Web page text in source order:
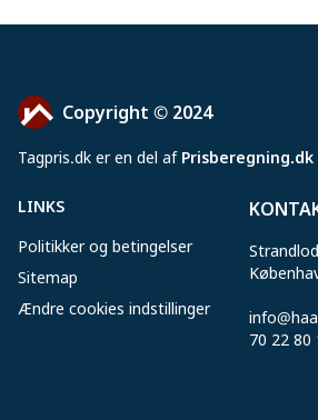
Copyright © 2024
Tagpris.dk er en del af Prisberegning.dk
LINKS
Politikker og betingelser
Sitemap
Ændre cookies indstillinger
70 22 80